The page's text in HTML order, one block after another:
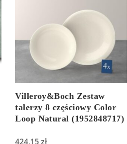
Villeroy&Boch Zestaw
talerzy 8 częściowy Color
Loop Natural (1952848717)
424,15zł